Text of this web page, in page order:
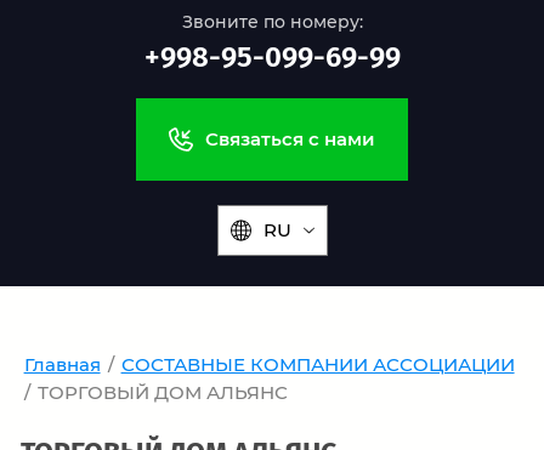
RU
Связаться с нами
Звоните по номеру:
+998-95-099-69-99
Главная / СОСТАВНЫЕ КОМПАНИИ АССОЦИАЦИИ
/ ТОРГОВЫЙ ДОМ АЛЬЯНС